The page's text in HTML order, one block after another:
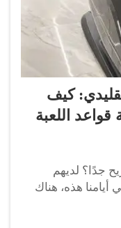
كيف
قواعد اللعبة
جدًا؟ لديهم
هذه، هناك
كراسي تدليك
بالذكاء